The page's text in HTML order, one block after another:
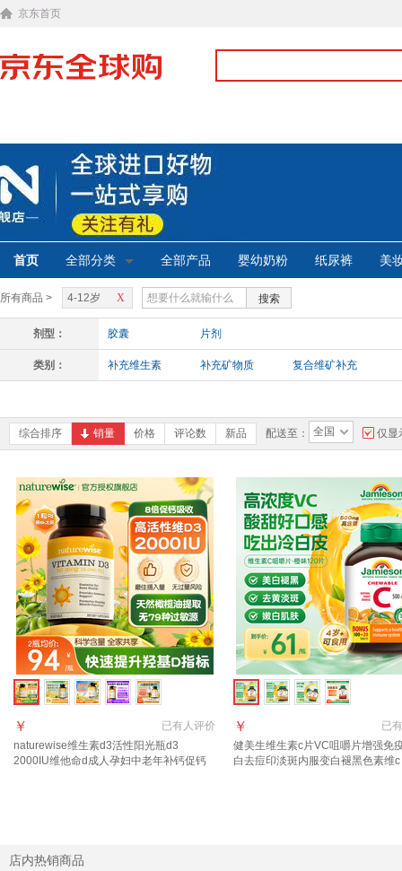
京东首页
首页 全部分类 全部产品 婴幼奶粉 纸尿裤 美
所有商品 > X
4-12岁 搜索
剂型： 胶囊 片剂
类别： 补充维生素 补充矿物质 复合维矿补充
综合排序 销量 价格 评论数 新品 配送至： 全国 仅显
已有人评价
￥
naturewise维生素d3活性阳光瓶d3
2000IU维他命d成人孕妇中老年补钙促钙
已有
￥
健美生维生素c片VC咀嚼片增强免
白去痘印淡斑内服变白褪黑色素维
店内热销商品